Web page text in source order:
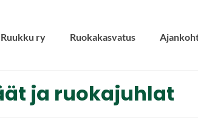
Ruukku ry Ruokakasvatus
ja ruokajuhlat